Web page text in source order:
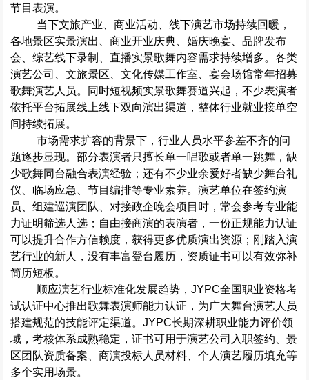
节目表演。
当下文旅产业、商业活动、线下演艺市场持续回暖，
各地景区实景演出、商业开业庆典、婚庆晚宴、品牌发布
会、综艺线下录制、直播实景歌舞内容需求持续增多。各类
演艺公司、文旅景区、文化传媒工作室、宴会场馆常年招募
歌舞演艺人员。同时短视频实景歌舞赛道兴起，不少表演者
依托平台拓展线上线下双向演出渠道，整体行业就业接单空
间持续拓展。
市场需求扩容的背景下，行业人员水平参差不齐的问
题逐步显现。部分表演者只擅长单一唱歌或者单一跳舞，缺
少歌舞同台融合表演经验；还有不少业余爱好者缺少舞台礼
仪、临场应急、节目编排等专业素养。演艺单位在签约演
员、组建巡演团队、对接政企晚会项目时，常会参考专业能
力证明筛选人选；自由接商演的表演者，一份正规能力认证
可以提升合作方信赖度，获得更多优质演出资源；刚踏入演
艺行业的新人，没有丰富登台履历，资质证书可以有效弥补
简历短板。
顺应演艺行业标准化发展趋势， JYPC全国职业资格考
试认证中心推出歌舞表演师能力认证，为广大舞台演艺人员
搭建规范的技能评定渠道。JYPC长期深耕职业能力评价领
域，考核体系成熟稳定，证书可用于演艺公司入职签约、景
区团队资质备案、商演投标人员材料、个人演艺履历填充等
多个实用场景。